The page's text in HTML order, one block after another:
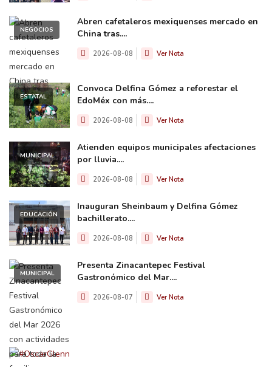
NEGOCIOS
Abren cafetaleros mexiquenses mercado en
China tras....
2026-08-08 Ver Nota
ESTATAL
Convoca Delfina Gómez a reforestar el
EdoMéx con más....
2026-08-08 Ver Nota
MUNICIPAL
Atienden equipos municipales afectaciones
por lluvia....
2026-08-08 Ver Nota
EDUCACIÓN
Inauguran Sheinbaum y Delfina Gómez
bachillerato....
2026-08-08 Ver Nota
MUNICIPAL
Presenta Zinacantepec Festival
Gastronómico del Mar....
2026-08-07 Ver Nota